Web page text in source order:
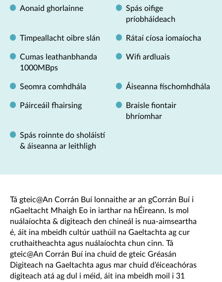
Aonaid ghorlainne
Spás oifige
príobháideach
Timpeallacht oibre slán Rátaí cíosa iomaíocha
Cumas leathanbhanda
1000MBps
Wifi ardluais
Seomra comhdhála Áiseanna físchomhdhála
Páirceáil fhairsing
Braisle fiontair
bhríomhar
Spás roinnte do sholáistí
& áiseanna ar leithligh
Tá gteic@An Corrán Buí lonnaithe ar an gCorrán Buí i
nGaeltacht Mhaigh Eo in iarthar na hÉireann. Is mol
nuálaíochta & digiteach den chineál is nua-aimseartha
é, áit ina mbeidh cultúr uathúil na Gaeltachta ag cur
cruthaitheachta agus nuálaíochta chun cinn. Tá
gteic@An Corrán Buí ina chuid de gteic Gréasán
Digiteach na Gaeltachta agus mar chuid d’éiceachóras
digiteach atá ag dul i méid, áit ina mbeidh moil i 31